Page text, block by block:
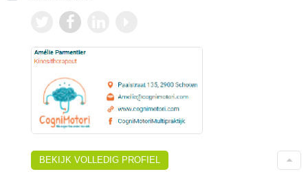
BEKIJK VOLLEDIG PROFIEL